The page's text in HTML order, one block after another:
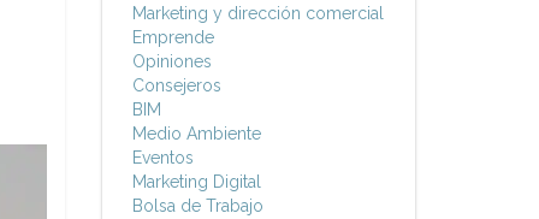
Marketing y dirección comercial
Emprende
Opiniones
Consejeros
BIM
Medio Ambiente
Eventos
Marketing Digital
Bolsa de Trabajo